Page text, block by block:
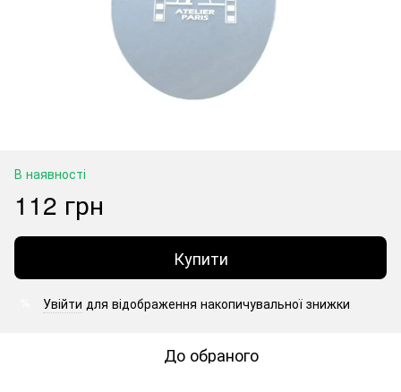
В наявності
112 грн
Купити
Увійти для відображення накопичувальної знижки
До обраного